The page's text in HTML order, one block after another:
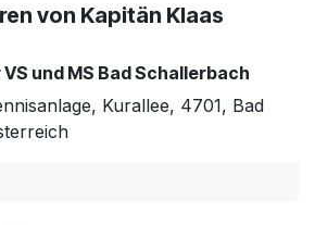
von Kapitän Klaas
und MS Bad Schallerbach
Kurallee, 4701, Bad